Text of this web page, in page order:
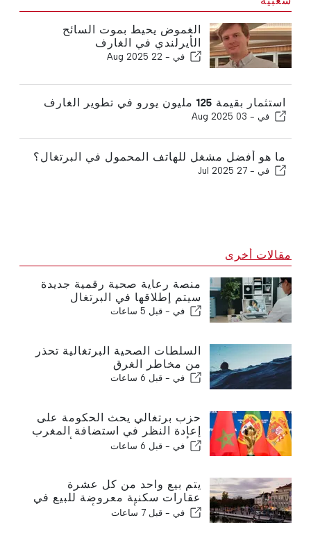
الغموض يحيط بموت السائح
الأيرلندي في الغارف
في - 22 Aug 2025
استثمار بقيمة 125 مليون يورو في تطوير الغارف
في - 03 Aug 2025
ما هو أفضل مشغل للهاتف المحمول في البرتغال؟
في - 27 Jul 2025
مقالات أخرى
منصة رعاية صحية رقمية جديدة
سيتم إطلاقها في البرتغال
في - قبل 5 ساعات
السلطات الصحية البرتغالية تحذر
من مخاطر الغرق
في - قبل 6 ساعات
حزب برتغالي يحث الحكومة على
إعادة النظر في استضافة المغرب
في - قبل 6 ساعات
يتم بيع واحد من كل عشرة
عقارات سكنية معروضة للبيع في
البرتغال في أقل من أسبوع
في - قبل 7 ساعات